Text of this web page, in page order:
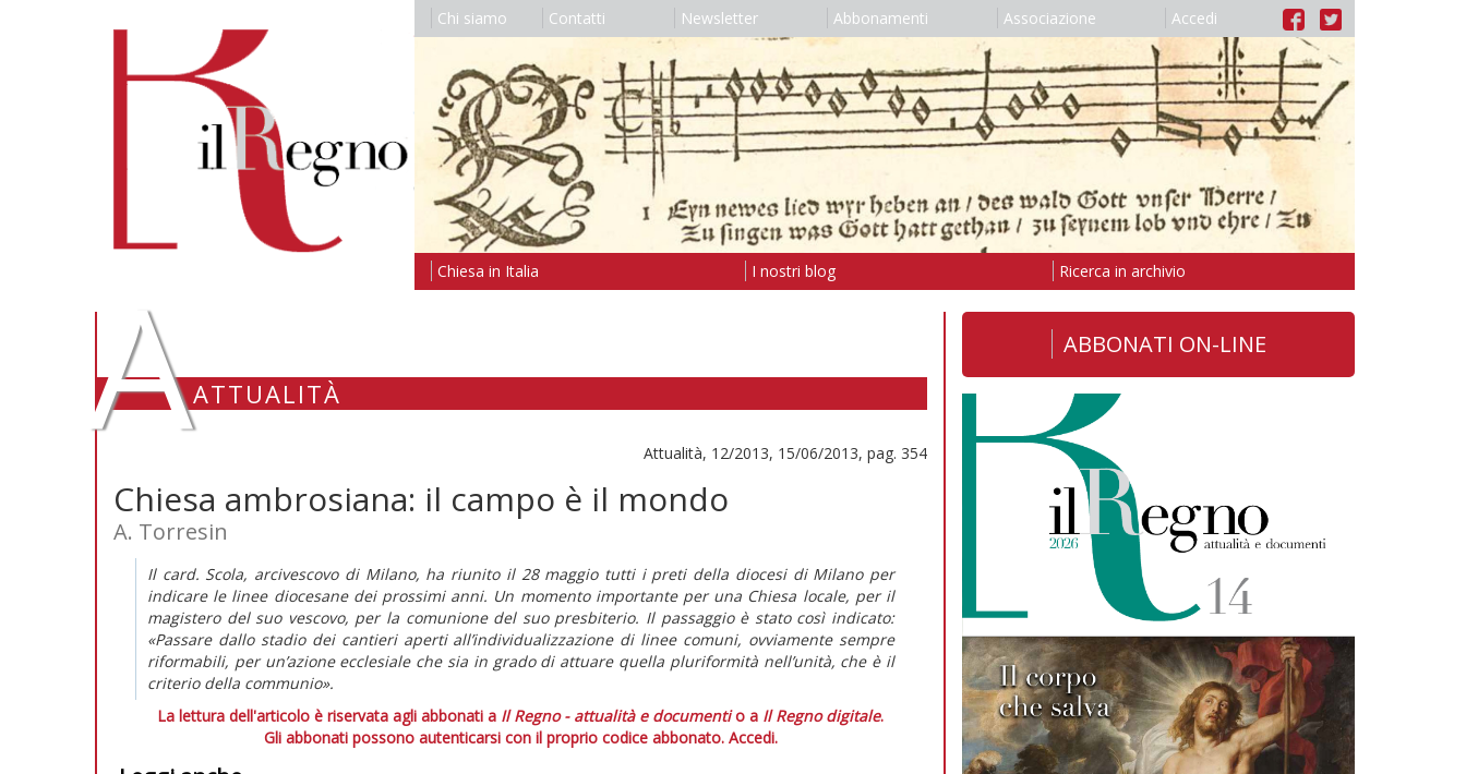
Chi siamo Contatti Newsletter Abbonamenti Associazione Accedi
Chiesa in Italia I nostri blog Ricerca in archivio
AATTUALITÀ
Attualità, 12/2013, 15/06/2013, pag. 354
Chiesa ambrosiana: il campo è il mondo
A. Torresin
Il card. Scola, arcivescovo di Milano, ha riunito il 28 maggio tutti i preti della diocesi di Milano per
indicare le linee diocesane dei prossimi anni. Un momento importante per una Chiesa locale, per il
magistero del suo vescovo, per la comunione del suo presbiterio. Il passaggio è stato così indicato:
«Passare dallo stadio dei cantieri aperti all’individualizzazione di linee comuni, ovviamente sempre
riformabili, per un’azione ecclesiale che sia in grado di attuare quella pluriformità nell’unità, che è il
criterio della communio».
La lettura dell'articolo è riservata agli abbonati a Il Regno - attualità e documentio a Il Regno digitale.
Gli abbonati possono autenticarsi con il proprio codice abbonato. Accedi.
ABBONATI ON-LINE